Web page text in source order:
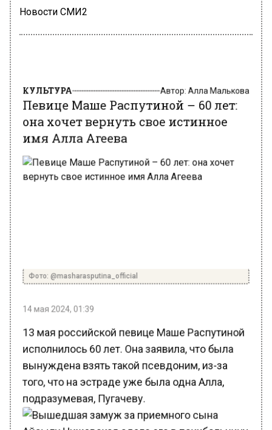
Новости СМИ2
Певице Маше Распутиной – 60 лет:
она хочет вернуть свое истинное
имя Алла Агеева
исполнилось 60 лет. Она заявила, что была
вынуждена взять такой псевдоним, из-за
того, что на эстраде уже была одна Алла,
подразумевая, Пугачеву.